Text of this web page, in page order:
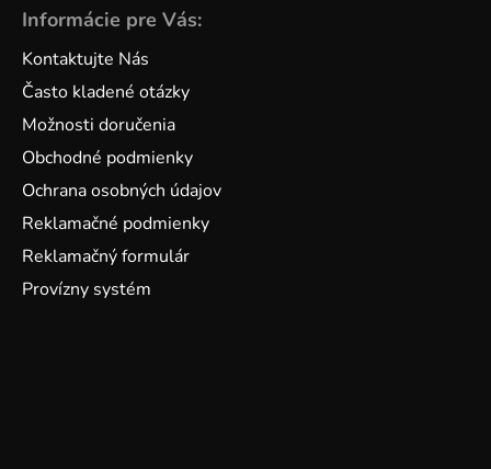
Informácie pre Vás:
Kontaktujte Nás
Často kladené otázky
Možnosti doručenia
Obchodné podmienky
Ochrana osobných údajov
Reklamačné podmienky
Reklamačný formulár
Provízny systém